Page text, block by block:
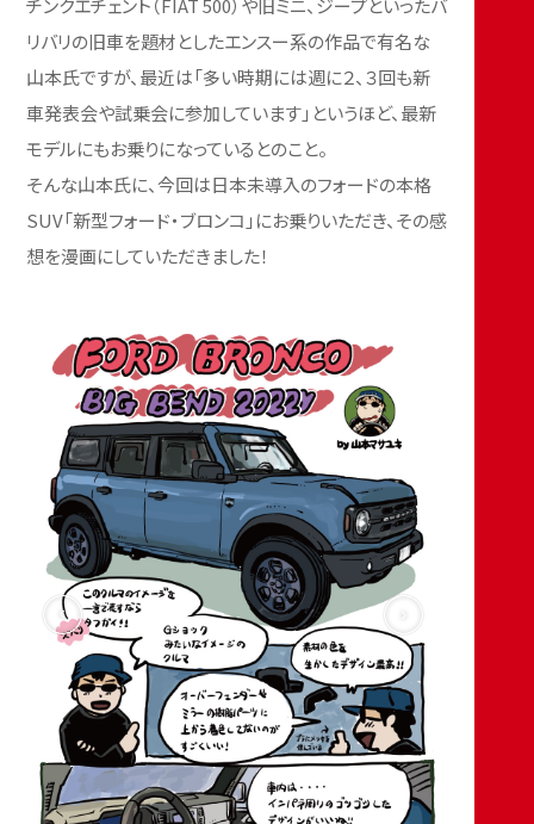
リバリの旧車を題材としたエンスー系の作品で有名な
山本氏ですが、最近は「多い時期には週に２、３回も新
車発表会や試乗会に参加しています」というほど、最新
モデルにもお乗りになっているとのこと。
そんな山本氏に、今回は日本未導入のフォードの本格
SUV「新型フォード・ブロンコ」にお乗りいただき、その感
想を漫画にしていただきました！